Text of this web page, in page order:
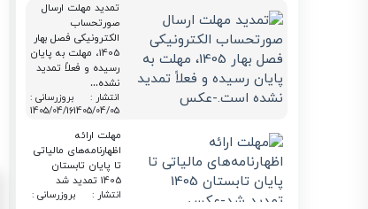
تمدید مهلت ارسال
صورتحساب
الکترونیکی فصل بهار
1405، مهلت به پایان
رسیده و فعلاً تمدید
نشده…
انتشار :
1405/04/05
بروزرسانی :
1405/04/16
مهلت ارائه
اظهارنامه‌های مالیاتی
تا پایان تابستان
1405 تمدید شد
انتشار :
بروزرسانی :